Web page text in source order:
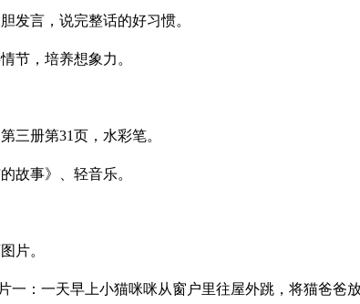
发言，说完整话的好习惯。
节，培养想象力。
三册第31页，水彩笔。
故事》、轻音乐。
片。
片一：一天早上小猫咪咪从窗户里往屋外跳，将猫爸爸